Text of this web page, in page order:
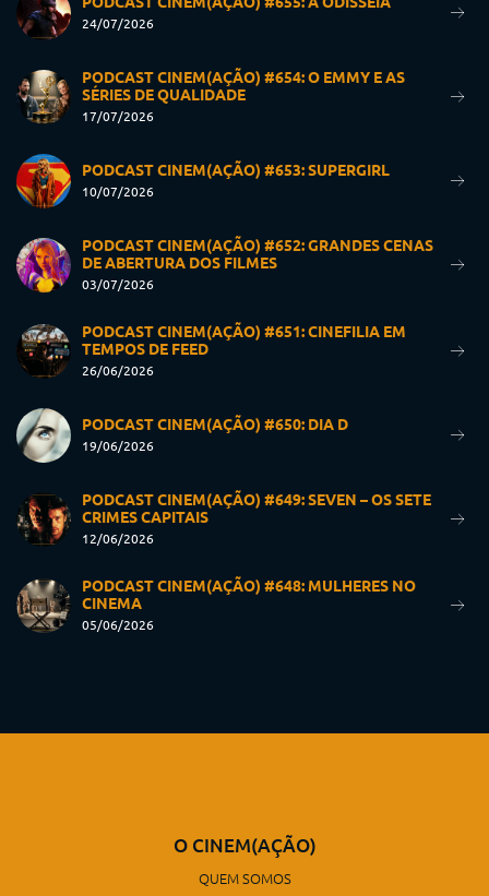
24/07/2026
PODCAST CINEM(AÇÃO) #654: O EMMY E AS
SÉRIES DE QUALIDADE
17/07/2026
PODCAST CINEM(AÇÃO) #653: SUPERGIRL
10/07/2026
PODCAST CINEM(AÇÃO) #652: GRANDES CENAS
DE ABERTURA DOS FILMES
03/07/2026
PODCAST CINEM(AÇÃO) #651: CINEFILIA EM
TEMPOS DE FEED
26/06/2026
PODCAST CINEM(AÇÃO) #650: DIA D
19/06/2026
PODCAST CINEM(AÇÃO) #649: SEVEN – OS SETE
CRIMES CAPITAIS
12/06/2026
PODCAST CINEM(AÇÃO) #648: MULHERES NO
CINEMA
05/06/2026
O CINEM(AÇÃO)
QUEM SOMOS